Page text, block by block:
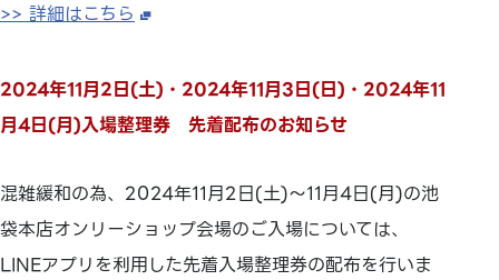
>> 詳細はこちら
2024年11月2日(土)・2024年11月3日(日)・2024年11
月4日(月)入場整理券 先着配布のお知らせ
混雑緩和の為、2024年11月2日(土)～11月4日(月)の池
袋本店オンリーショップ会場のご入場については、
LINEアプリを利用した先着入場整理券の配布を行いま